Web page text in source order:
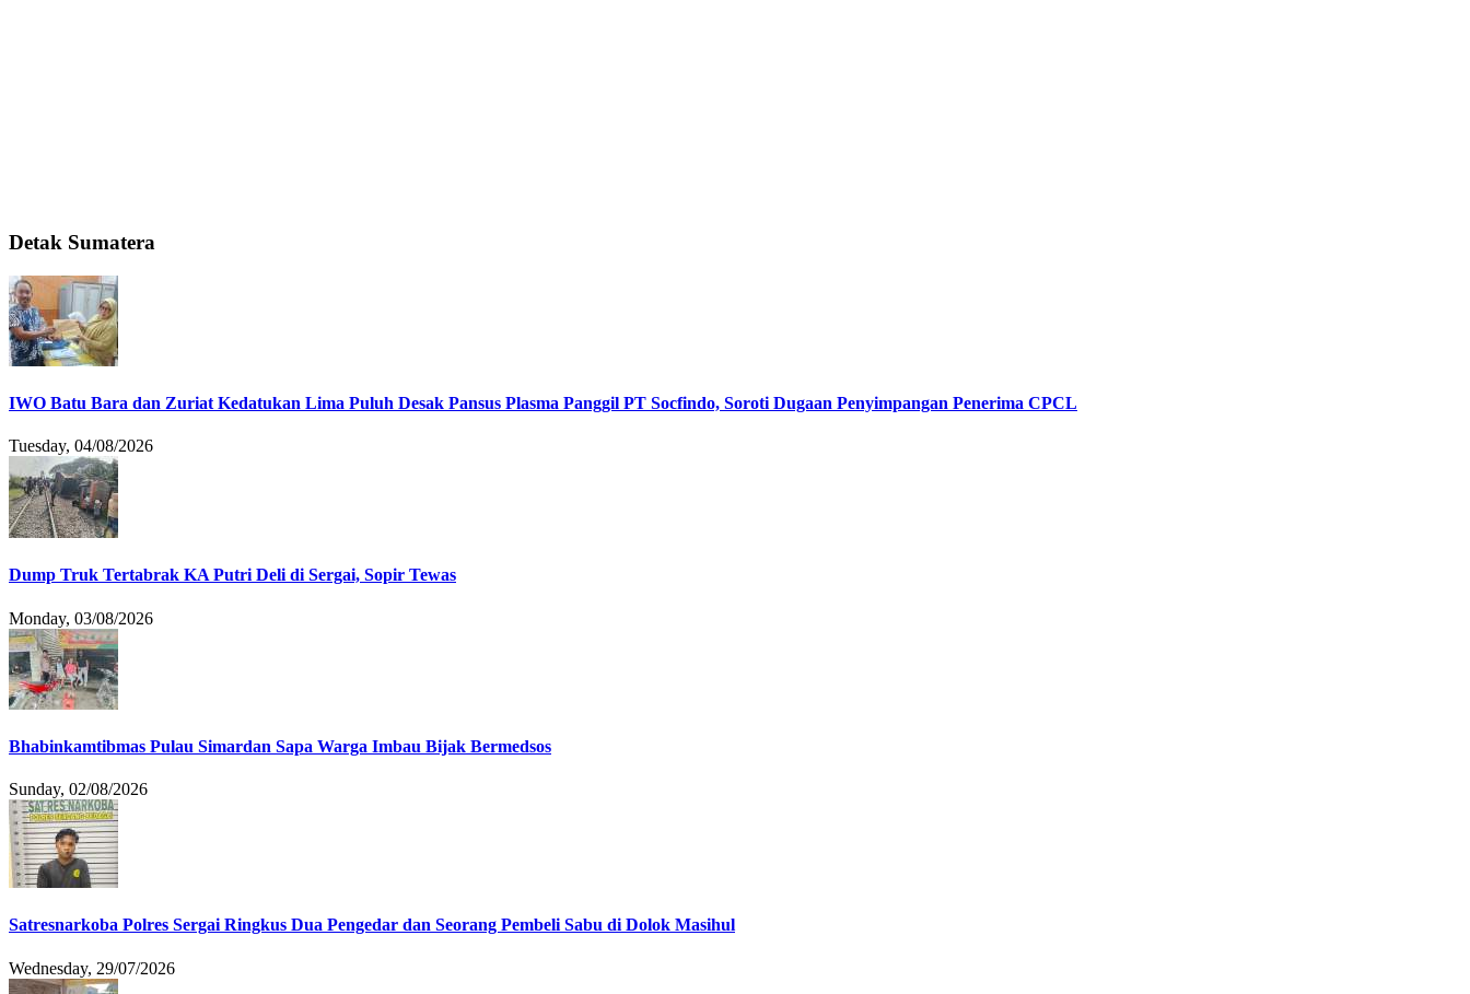
Detak Sumatera
IWO Batu Bara dan Zuriat Kedatukan Lima Puluh Desak Pansus Plasma Panggil PT Socfindo, Soroti Dugaan Penyimpangan Penerima CPCL
Tuesday, 04/08/2026
Dump Truk Tertabrak KA Putri Deli di Sergai, Sopir Tewas
Monday, 03/08/2026
Bhabinkamtibmas Pulau Simardan Sapa Warga Imbau Bijak Bermedsos
Sunday, 02/08/2026
Satresnarkoba Polres Sergai Ringkus Dua Pengedar dan Seorang Pembeli Sabu di Dolok Masihul
Wednesday, 29/07/2026